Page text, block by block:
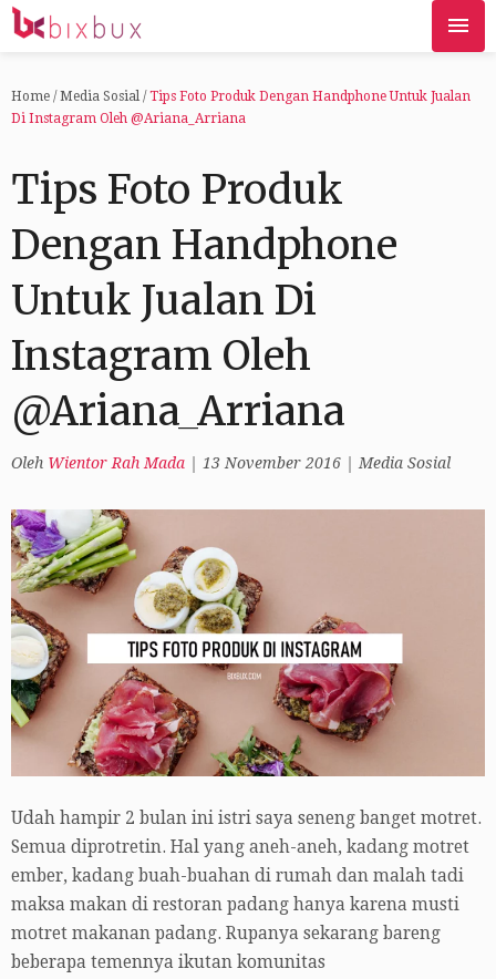
Home / Media Sosial / Tips Foto Produk Dengan Handphone Untuk Jualan
Di Instagram Oleh @Ariana_Arriana
Tips Foto Produk
Dengan Handphone
Untuk Jualan Di
Instagram Oleh
@Ariana_Arriana
Oleh Wientor Rah Mada 13 November 2016 Media Sosial
Udah hampir 2 bulan ini istri saya seneng banget motret.
Semua diprotretin. Hal yang aneh-aneh, kadang motret
ember, kadang buah-buahan di rumah dan malah tadi
maksa makan di restoran padang hanya karena musti
motret makanan padang. Rupanya sekarang bareng
beberapa temennya ikutan komunitas